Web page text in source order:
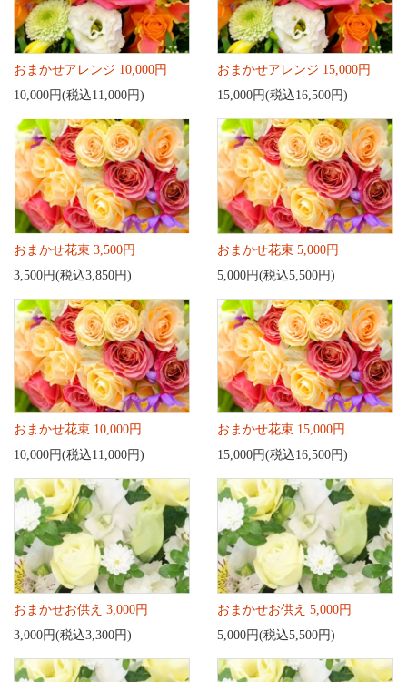
おまかせアレンジ 10,000円
10,000円(税込11,000円)
おまかせアレンジ 15,000円
15,000円(税込16,500円)
おまかせ花束 3,500円
3,500円(税込3,850円)
おまかせ花束 5,000円
5,000円(税込5,500円)
おまかせ花束 10,000円
10,000円(税込11,000円)
おまかせ花束 15,000円
15,000円(税込16,500円)
おまかせお供え 3,000円
3,000円(税込3,300円)
おまかせお供え 5,000円
5,000円(税込5,500円)